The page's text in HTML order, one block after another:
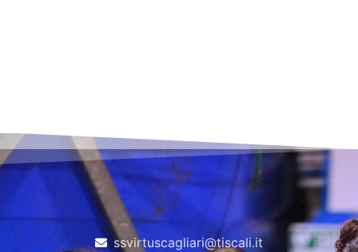
ssvirtuscagliari@tiscali.it